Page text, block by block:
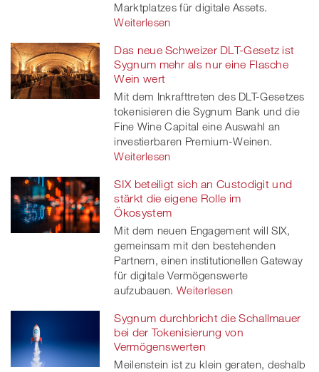
Marktplatzes für digitale Assets.
Weiterlesen
Das neue Schweizer DLT-Gesetz ist
Sygnum mehr als nur eine Flasche
Wein wert
Mit dem Inkrafttreten des DLT-Gesetzes
tokenisieren die Sygnum Bank und die
Fine Wine Capital eine Auswahl an
investierbaren Premium-Weinen.
Weiterlesen
SIX beteiligt sich an Custodigit und
stärkt die eigene Rolle im
Ökosystem
Mit dem neuen Engagement will SIX,
gemeinsam mit den bestehenden
Partnern, einen institutionellen Gateway
für digitale Vermögenswerte
aufzubauen. Weiterlesen
Sygnum durchbricht die Schallmauer
bei der Tokenisierung von
Vermögenswerten
Meilenstein ist zu klein geraten, deshalb